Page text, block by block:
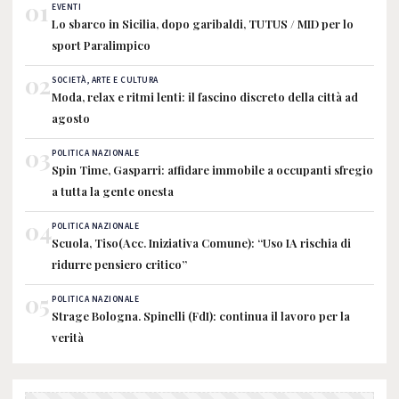
01 EVENTI
Lo sbarco in Sicilia, dopo garibaldi, TUTUS / MID per lo
sport Paralimpico
02SOCIETÀ, ARTE E CULTURA
Moda, relax e ritmi lenti: il fascino discreto della città ad
agosto
03POLITICA NAZIONALE
Spin Time, Gasparri: affidare immobile a occupanti sfregio
a tutta la gente onesta
04POLITICA NAZIONALE
Scuola, Tiso(Acc. Iniziativa Comune): “Uso IA rischia di
ridurre pensiero critico”
05 POLITICA NAZIONALE
Strage Bologna. Spinelli (FdI): continua il lavoro per la
verità